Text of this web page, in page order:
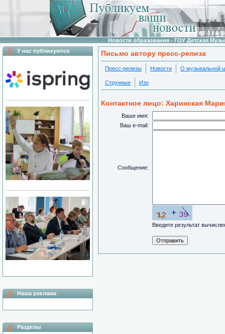
Новости образования - ГОУ Детская
У нас публикуются
Наша реклама
Разделы
Письмо автору пресс-релиза
Пресс-релизы Новости О музыкальной
Струнные Изо
Контактное лицо: Харинская
Ваше имя:
Ваш e-mail:
Сообщение:
Введите результат